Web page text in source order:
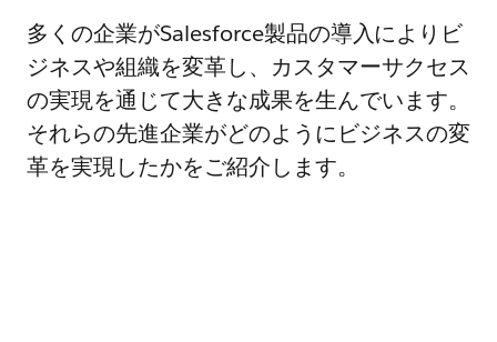
多くの企業がSalesforce製品の導入によりビ
ジネスや組織を変革し、カスタマーサクセス
の実現を通じて大きな成果を生んでいます。
それらの先進企業がどのようにビジネスの変
革を実現したかをご紹介します。